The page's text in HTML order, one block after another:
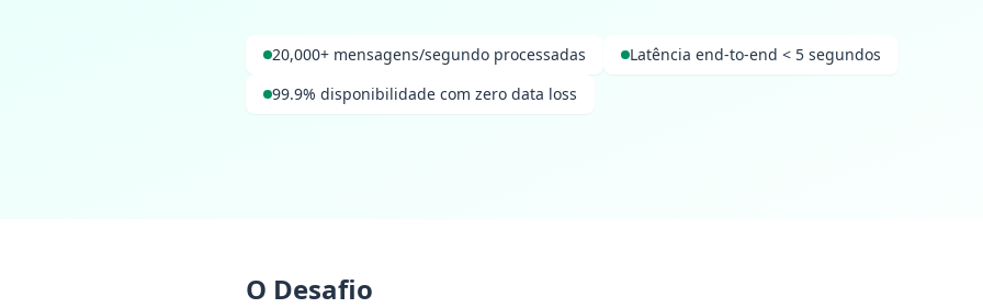
20,000+ mensagens/segundo processadas
Latência end-to-end < 5 segundos
99.9% disponibilidade com zero data loss
O Desafio